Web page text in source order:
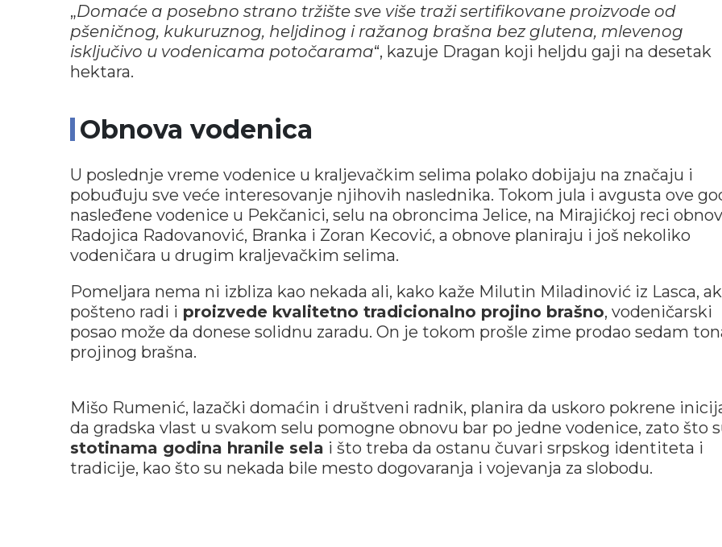
„Domaće a posebno strano tržište sve više traži sertifikovane proizvode od
pšeničnog, kukuruznog, heljdinog i ražanog brašna bez glutena, mlevenog
isključivo u vodenicama potočarama“, kazuje Dragan koji heljdu gaji na desetak
hektara.
Obnova vodenica
U poslednje vreme vodenice u kraljevačkim selima polako dobijaju na značaju i
pobuđuju sve veće interesovanje njihovih naslednika. Tokom jula i avgusta ove
nasleđene vodenice u Pekčanici, selu na obroncima Jelice, na Mirajićkoj reci
Radojica Radovanović, Branka i Zoran Kecović, a obnove planiraju i još nekoliko
vodeničara u drugim kraljevačkim selima.
Pomeljara nema ni izbliza kao nekada ali, kako kaže Milutin Miladinović iz Lasca,
pošteno radi i proizvede kvalitetno tradicionalno projino brašno, vodeničarski
posao može da donese solidnu zaradu. On je tokom prošle zime prodao sedam
projinog brašna.
Mišo Rumenić, lazački domaćin i društveni radnik, planira da uskoro pokrene
da gradska vlast u svakom selu pomogne obnovu bar po jedne vodenice, zato što
stotinama godina hranile sela i što treba da ostanu čuvari srpskog identiteta i
tradicije, kao što su nekada bile mesto dogovaranja i vojevanja za slobodu.